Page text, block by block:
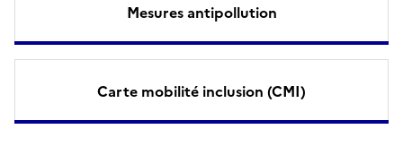
Mesures antipollution
Carte mobilité inclusion (CMI)